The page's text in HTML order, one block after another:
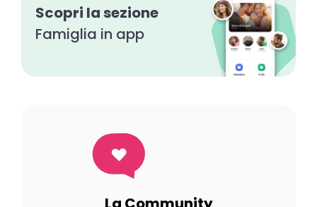
Scopri la sezione
Famiglia in app